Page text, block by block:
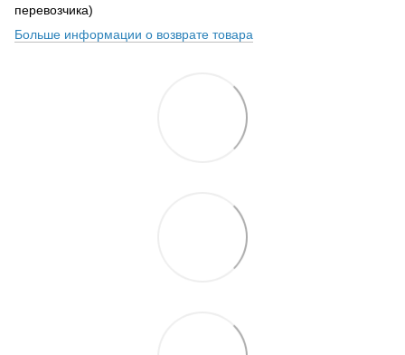
перевозчика)
Больше информации о возврате товара